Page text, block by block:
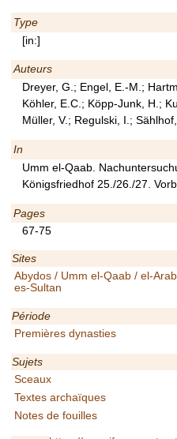
Type
[in:]
Auteurs
Dreyer, G.; Engel, E.-M.;
Köhler, E.C.; Köpp-Junk, H.;
Müller, V.; Regulski, I.; Sählhof,
In
Umm el-Qaab.
Königsfriedhof 25./26./27.
Pages
67-75
Sites
Abydos / Umm el-Qaab / el-
es-Sultan
Période
Premières dynasties
Sujets
Sceaux
Textes archaïques
Notes de fouilles